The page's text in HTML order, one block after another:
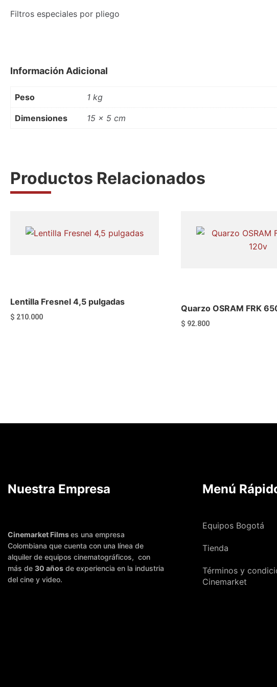
Filtros especiales por pliego
Información Adicional
Peso 1 kg
Dimensiones 15 × 5 cm
Productos Relacionados
Lentilla Fresnel 4,5 pulgadas
$ 210.000
Quarzo OSRAM FRK
$ 92.800
Nuestra Empresa
Cinemarket Filmses una empresa
Colombiana que cuenta con una línea de
alquiler de equipos cinematográficos, con
más de 30 años de experiencia en la industria
del cine y video.
Menú
Equipos Bogotá
Tienda
Términos y
Cinemarket